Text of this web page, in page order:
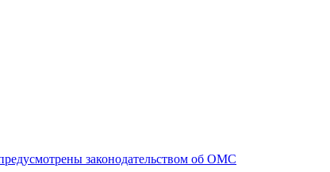
законодательством об ОМС